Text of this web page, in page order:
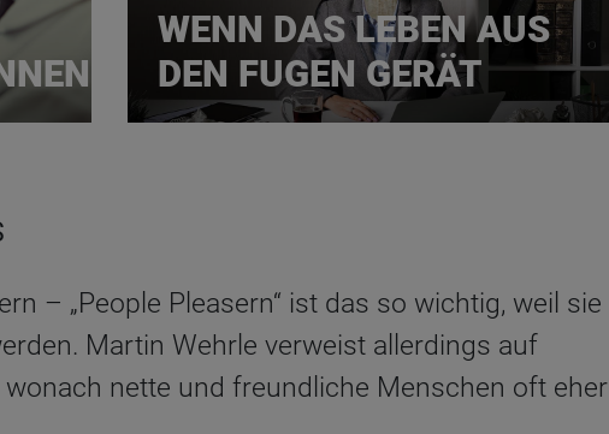
WENN DAS LEBEN AUS
DEN FUGEN GERÄT
– „People Pleasern“ ist das so wichtig, weil sie
Martin Wehrle verweist allerdings auf
nette und freundliche Menschen oft eher